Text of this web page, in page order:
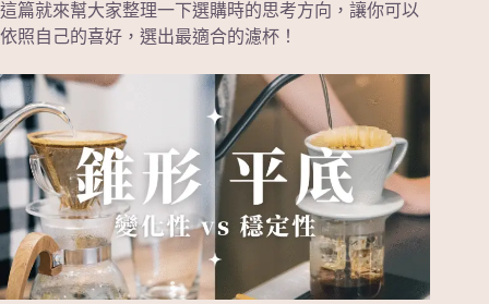
這篇就來幫大家整理一下選購時的思考方向，讓你可以
依照自己的喜好，選出最適合的濾杯！